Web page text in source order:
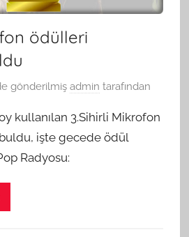
ödülleri
gönderilmiş admin tarafından
kullanılan 3.Sihirli Mikrofon
işte gecede ödül
Radyosu: